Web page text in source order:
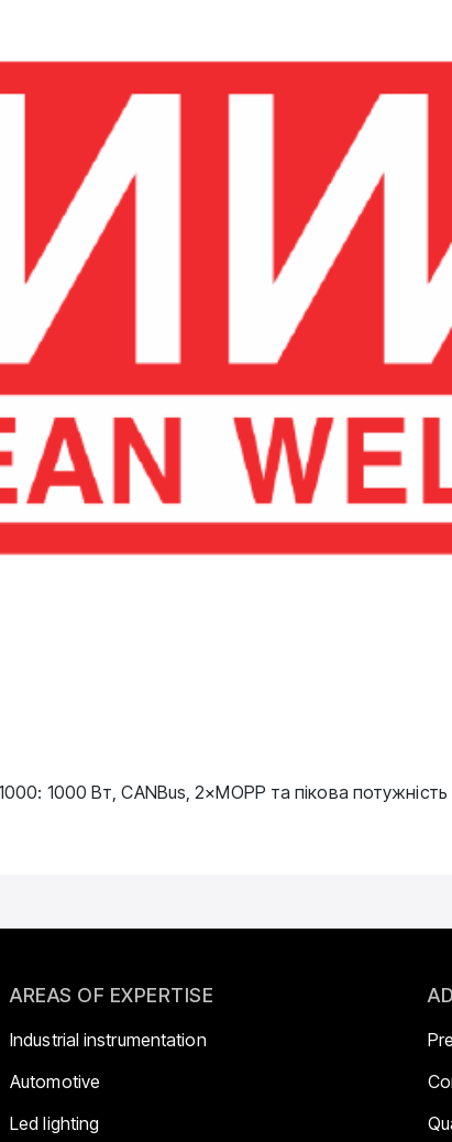
1000 Вт, CANBus, 2×MOPP та пікова
AREAS OF EXPERTISE
Industrial instrumentation
Automotive
Led lighting